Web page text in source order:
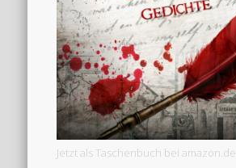
Jetzt als Taschenbuch bei amazon.de